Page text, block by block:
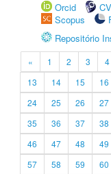
Orcid
Scopus
Repositório
« 1 2 3 4
13
14 15 16
24
25 26 27
35
36 37 38
46
47 48 49
57
58 59 60